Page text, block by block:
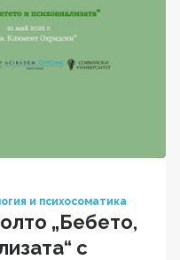
и психосоматика
„Бебето,
с